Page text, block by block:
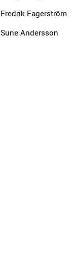
Fredrik Fagerström
Sune Andersson